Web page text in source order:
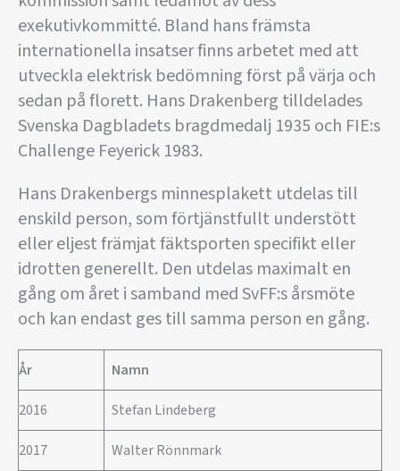
exekutivkommitté. Bland hans främsta
internationella insatser finns arbetet med att
utveckla elektrisk bedömning först på värja och
sedan på florett. Hans Drakenberg tilldelades
Svenska Dagbladets bragdmedalj 1935 och FIE:s
Challenge Feyerick 1983.
Hans Drakenbergs minnesplakett utdelas till
enskild person, som förtjänstfullt understött
eller eljest främjat fäktsporten specifikt eller
idrotten generellt. Den utdelas maximalt en
gång om året i samband med SvFF:s årsmöte
och kan endast ges till samma person en gång.
År Namn
2016 Stefan Lindeberg
2017 Walter Rönnmark